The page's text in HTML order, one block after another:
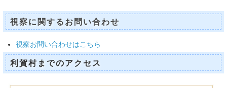
視察に関するお問い合わせ
視察お問い合わせはこちら
利賀村までのアクセス